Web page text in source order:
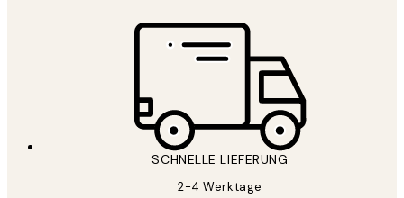
SCHNELLE LIEFERUNG
2-4 Werktage